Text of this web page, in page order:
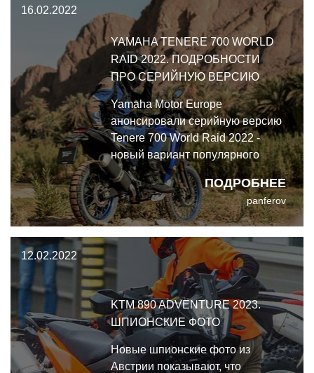
16.02.2022
YAMAHA TENERE 700 WORLD
RAID 2022. ПОДРОБНОСТИ
ПРО СЕРИЙНУЮ ВЕРСИЮ
ПОДРОБНЕЕ
Yamaha Motor Europe
анонсировали серийную версию
Tenere 700 World Raid 2022 -
новый вариант популярного
Tenere с увеличенным
бензобаком и на более
длинноходных подвесках.
Новинка присоединится в
линейке Yamaha к базовой
версии Tenere 700 и к версии
Rally Edition.
panferov
12.02.2022
KTM 890 ADVENTURE 2023.
ШПИОНСКИЕ ФОТО
Новые шпионские фото из
Австрии показывают, что